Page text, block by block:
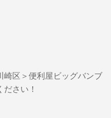
崎区＞便利屋ビッグバンブ
さい！